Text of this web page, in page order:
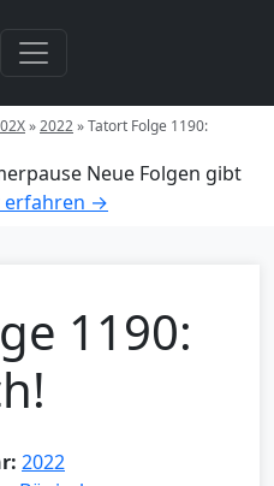
»2022»Tatort Folge 1190:
Neue Folgen gibt
erfahren →
1190:
2022